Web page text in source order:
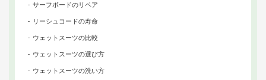
サーフボードのリペア
リーシュコードの寿命
ウェットスーツの比較
ウェットスーツの選び方
ウェットスーツの洗い方